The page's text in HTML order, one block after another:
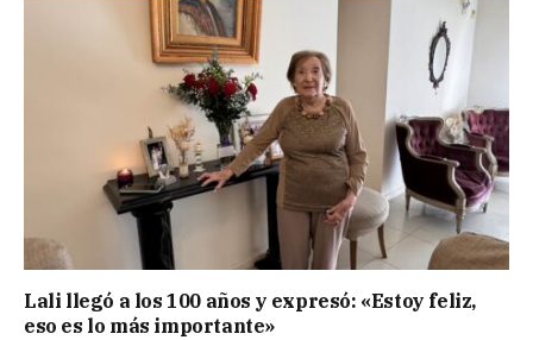
Lali llegó a los 100 años y expresó: «Estoy feliz,
eso es lo más importante»